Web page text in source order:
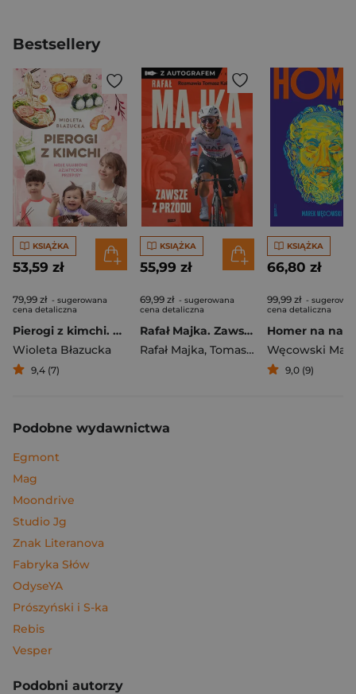
Bestsellery
KSIĄŻKA
53,59 zł
79,99 zł - sugerowana
cena detaliczna
Pierogi z kimchi. Moje ulubione azjatyckie przepisy
Wioleta Błazucka
9,4 (7)
KSIĄŻKA
55,99 zł
69,99 zł - sugerowana
cena detaliczna
Rafał Majka. Zawsze z przodu. Rozmawia Tomasz Kalemba - książka z autografem
Rafał Majka, Tomasz Kalemba
KSIĄŻKA
66,80 zł
99,99 zł -
cena detaliczna
Węcowski
9,0 (9)
Podobne wydawnictwa
Egmont
Mag
Moondrive
Studio Jg
Znak Literanova
Fabryka Słów
OdyseYA
Prószyński i S-ka
Rebis
Vesper
Podobni autorzy